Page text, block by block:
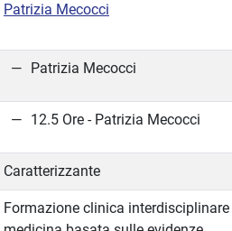
Patrizia Mecocci
Patrizia Mecocci
12.5 Ore - Patrizia Mecocci
Caratterizzante
Formazione clinica interdisciplinare